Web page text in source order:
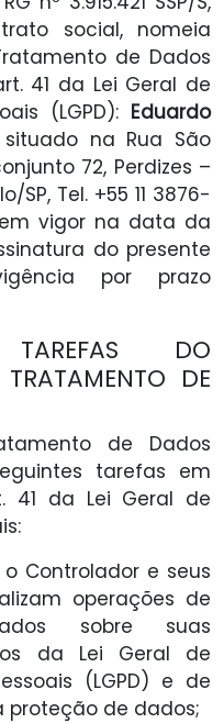
social, nomeia
de Dados
41 da Lei Geral de
(LGPD): Eduardo
na Rua São
72, Perdizes –
SP, Tel. +55 11 3876-
vigor na data da
do presente
por prazo
DO
DE
de Dados
tarefas em
41 da Lei Geral de
Controlador e seus
operações de
sobre suas
da Lei Geral de
(LGPD) e de
proteção de dados;